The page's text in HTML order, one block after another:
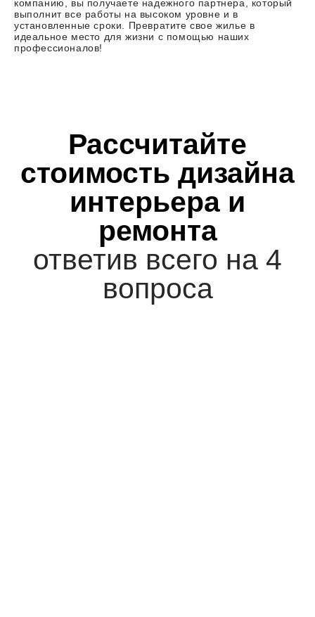
компанию, вы получаете надежного партнера, который
выполнит все работы на высоком уровне и в
установленные сроки. Превратите свое жилье в
идеальное место для жизни с помощью наших
профессионалов!
Рассчитайте
стоимость дизайна
интерьера и
ремонта
ответив всего на 4
вопроса